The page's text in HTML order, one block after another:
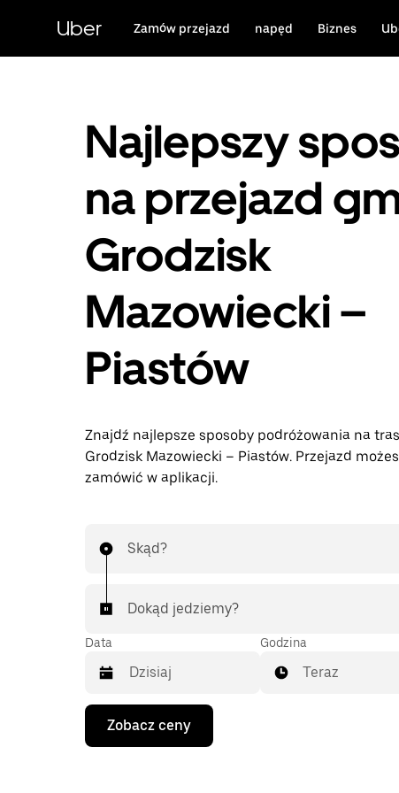
zawartości
Uber Zamów przejazd napęd Biznes
Najlepszy
na przejazd
Grodzisk
Mazowiecki –
Piastów
Znajdź najlepsze sposoby podróżowania na
Grodzisk Mazowiecki – Piastów. Przejazd
zamówić w aplikacji.
Skąd?
Dokąd jedziemy?
Data
Naciśnij
klawisz
strzałki
Godzina
Teraz
Zobacz ceny